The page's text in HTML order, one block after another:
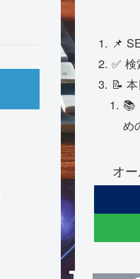
📌
✅
📝
📚
め
オ